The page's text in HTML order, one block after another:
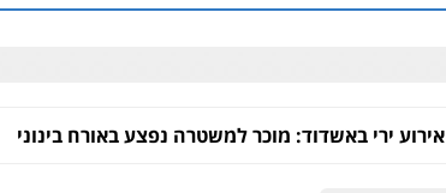
אירוע ירי באשדוד: מוכר למשטרה נפצע באורח בינוני